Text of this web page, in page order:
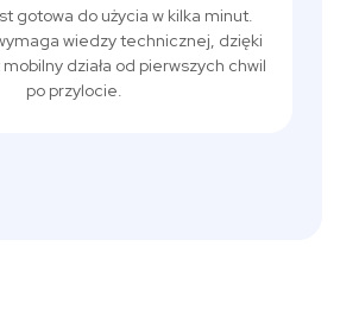
gotowa do użycia w kilka minut.
wiedzy technicznej, dzięki
działa od pierwszych chwil
po przylocie.